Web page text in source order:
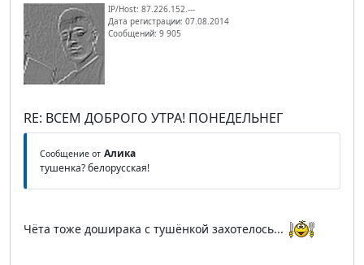
IP/Host: 87.226.152.---
Дата регистрации: 07.08.2014
Сообщений: 9 905
RE: ВСЕМ ДОБРОГО УТРА! ПОНЕДЕЛЬНЕГ
Сообщение от Алика
тушенка? белорусская!
Чёта тоже доширака с тушёнкой захотелось...